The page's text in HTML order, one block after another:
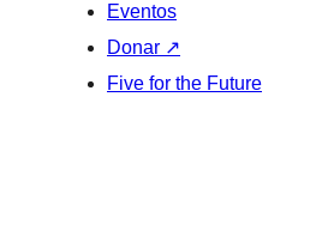
Eventos
Donar ↗
Five for the Future